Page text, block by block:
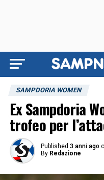
SAMPDORIA WOMEN
Ex Sampdoria
trofeo per
Published 3 anni ago
By Redazione